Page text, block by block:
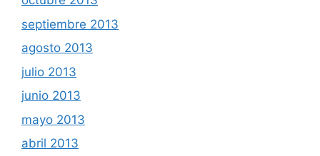
septiembre 2013
agosto 2013
julio 2013
junio 2013
mayo 2013
abril 2013